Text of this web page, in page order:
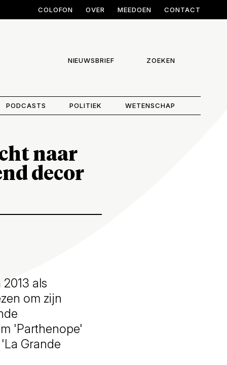
COLOFON OVER MEEDOEN CONTACT
NIEUWSBRIEF ZOEKEN
PODCASTS POLITIEK WETENSCHAP
naar
decor
als
om zijn
'Parthenope'
Grande